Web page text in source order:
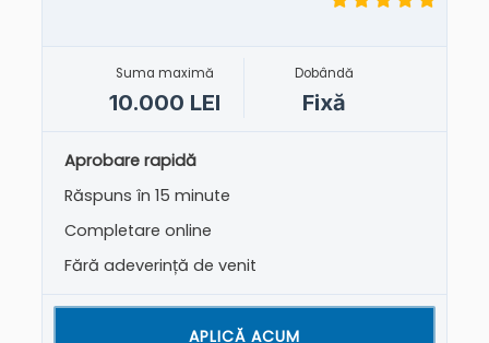
Suma maximă
10.000 LEI
Dobândă
Fixă
Aprobare rapidă
Răspuns în 15 minute
Completare online
Fără adeverință de venit
APLICĂ ACUM